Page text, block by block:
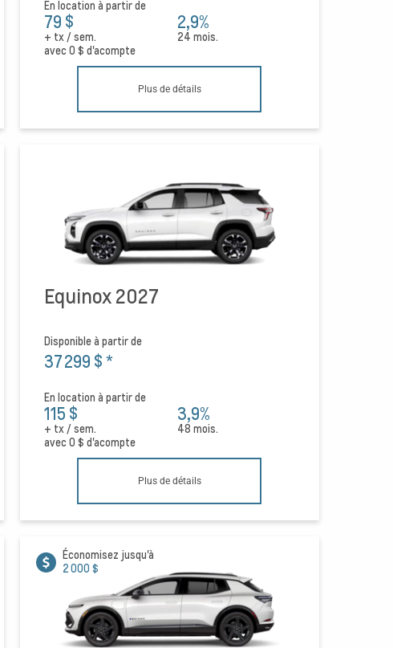
En location à partir de
79 $
+ tx / sem.
2,9%
24 mois.
avec 0 $ d'acompte
Plus de détails
Equinox 2027
Disponible à partir de
37 299 $*
En location à partir de
115 $
+ tx / sem.
3,9%
48 mois.
avec 0 $ d'acompte
Plus de détails
Économisez jusqu'à
2 000 $